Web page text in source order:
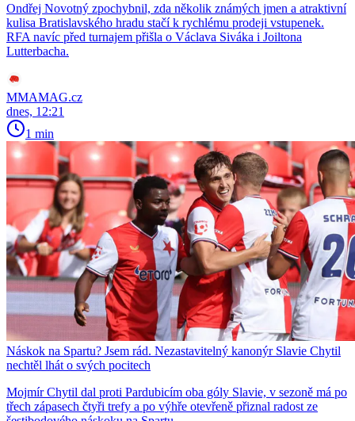
Ondřej Novotný zpochybnil, zda několik známých jmen a atraktivní
kulisa Bratislavského hradu stačí k rychlému prodeji vstupenek.
RFA navíc před turnajem přišla o Václava Siváka i Joiltona
Lutterbacha.
MMAMAG.cz
dnes, 12:21
1 min
Náskok na Spartu? Jsem rád. Nezastavitelný kanonýr Slavie Chytil
nechtěl lhát o svých pocitech
Mojmír Chytil dal proti Pardubicím oba góly Slavie, v sezoně má po
třech zápasech čtyři trefy a po výhře otevřeně přiznal radost ze